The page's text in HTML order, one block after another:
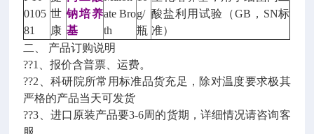
0105
81
世
康
钠培养
基
ate Bro
th
g/
瓶
酸盐利用试验（GB，SN标
准）
二、 产品订购说明
??1、报价含普票、运费。
??2、科研院所常用标准品货充足，除对温度要求极其
严格的产品当天可发货
??3、进口原装产品要3-6周的货期，详细情况请咨询客
服。